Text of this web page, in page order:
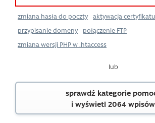
zmiana hasła do poczty
aktywacja certyfikatu
przypisanie domeny
połączenie FTP
zmiana wersji PHP w .htaccess
lub
sprawdź kategorie
i wyświetl 2064 wpisów